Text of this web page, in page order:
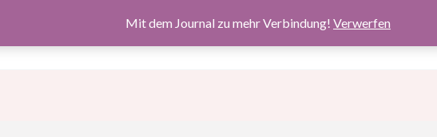
Mit dem Journal zu mehr Verbindung! Verwerfen